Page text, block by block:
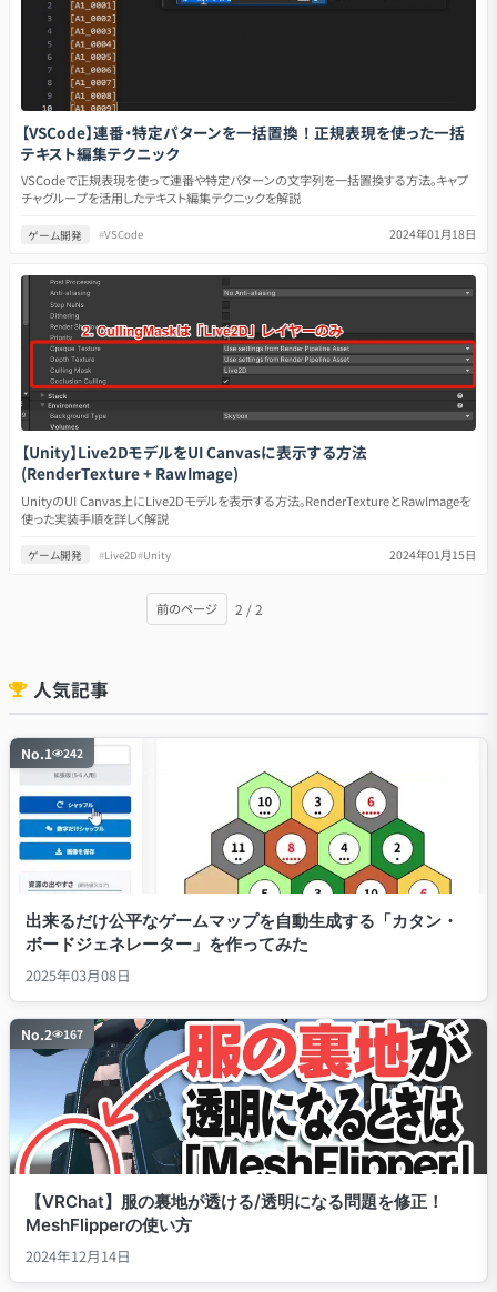
【VSCode】連番・特定パターンを一括置換！正規表現を使った一括
テキスト編集テクニック
VSCodeで正規表現を使って連番や特定パターンの文字列を一括置換する方法。キャプ
チャグループを活用したテキスト編集テクニックを解説
ゲーム開発 #VSCode 2024年01月18日
【Unity】Live2DモデルをUI Canvasに表示する方法
(RenderTexture + RawImage)
UnityのUI Canvas上にLive2Dモデルを表示する方法。RenderTextureとRawImageを
使った実装手順を詳しく解説
ゲーム開発 #Live2D#Unity 2024年01月15日
前のページ 2 /2
人気記事
No.1 242
出来るだけ公平なゲームマップを自動生成する「カタン・
ボードジェネレーター」を作ってみた
2025年03月08日
No.2 167
【VRChat】服の裏地が透ける/透明になる問題を修正！
MeshFlipperの使い方
2024年12月14日